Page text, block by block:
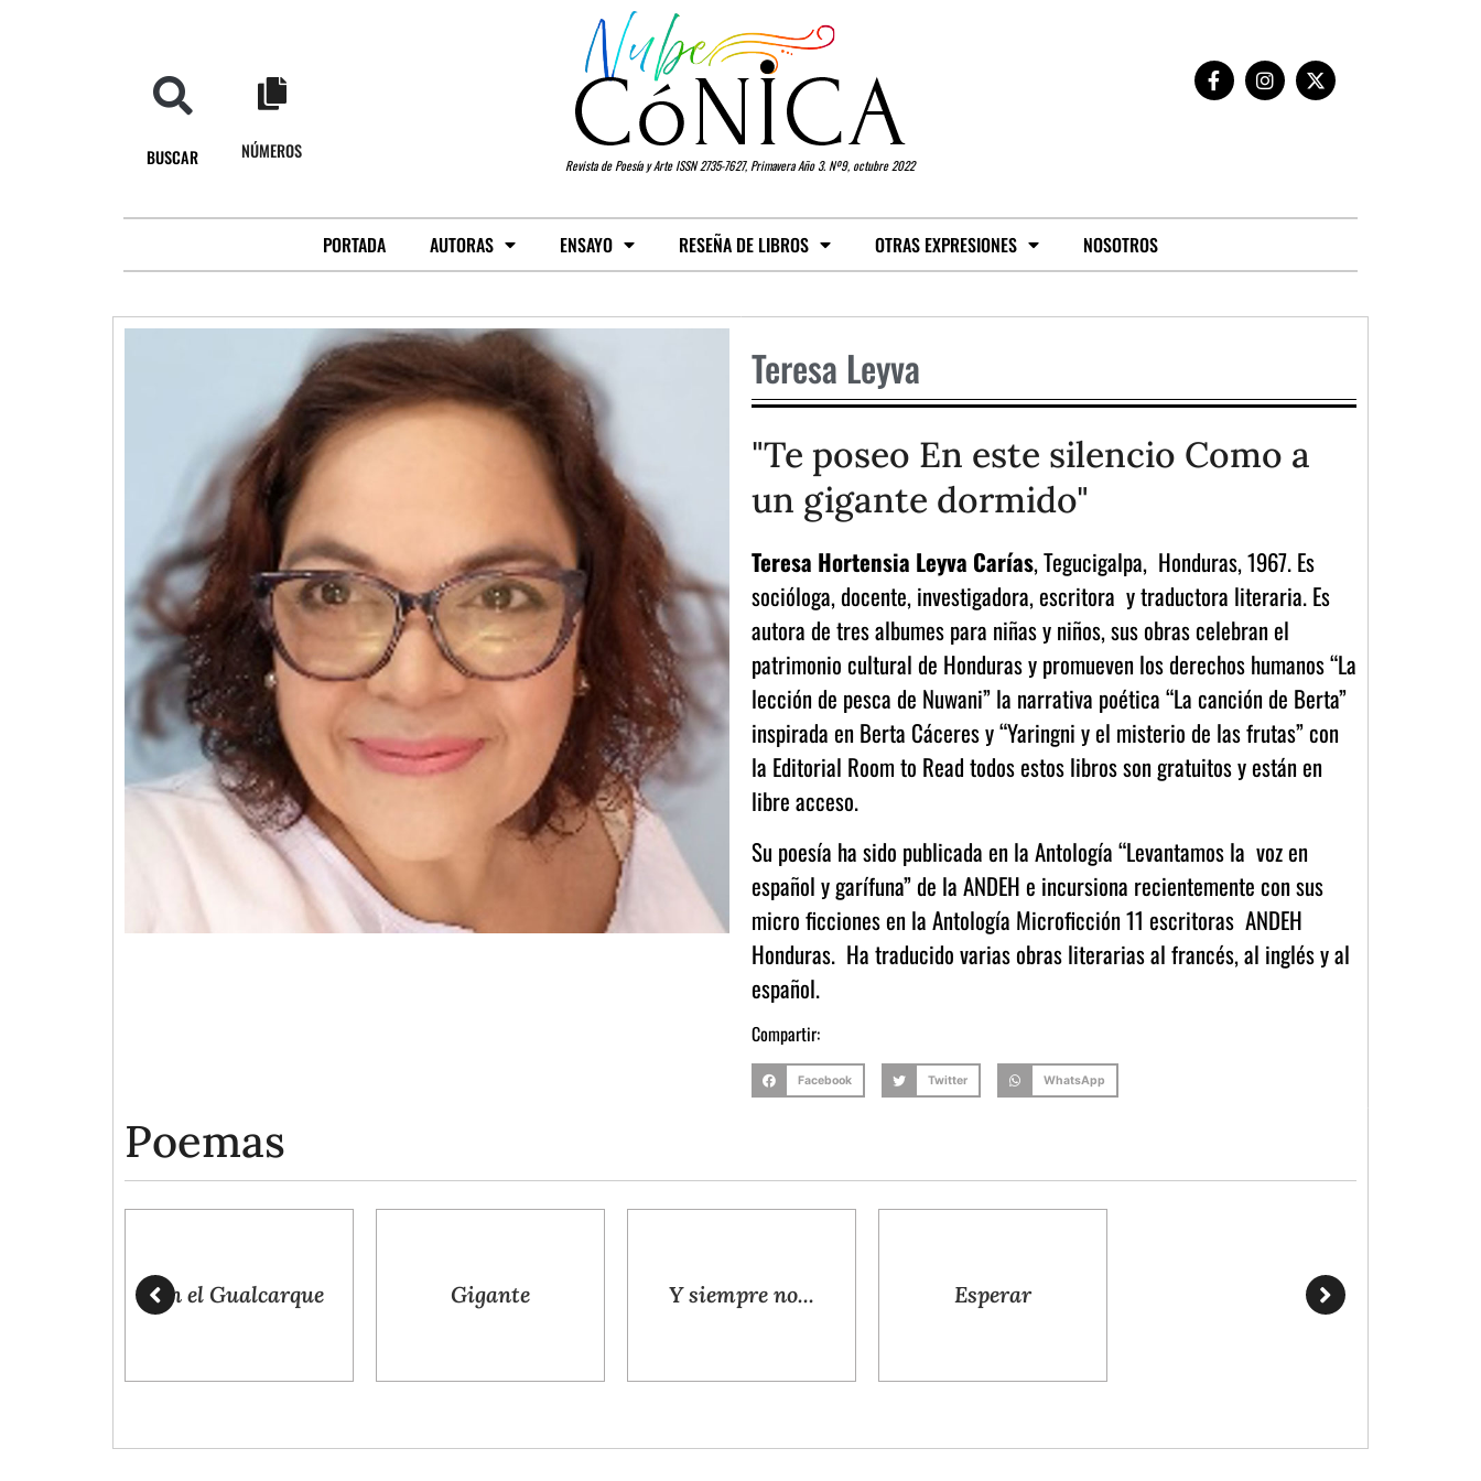
BUSCAR NÚMEROS
Revista de Poesía y Arte ISSN 2735-7627, Primavera Año 3. Nº9, octubre 2022
PORTADA AUTORAS ENSAYO RESEÑA DE LIBROS OTRAS EXPRESIONES NOSOTROS
Teresa Leyva
"Te poseo En este silencio Como a
un gigante dormido"
Teresa Hortensia Leyva Carías, Tegucigalpa, Honduras, 1967. Es
socióloga, docente, investigadora, escritora y traductora literaria. Es
autora de tres albumes para niñas y niños, sus obras celebran el
patrimonio cultural de Honduras y promueven los derechos humanos “La
lección de pesca de Nuwani” la narrativa poética “La canción de Berta”
inspirada en Berta Cáceres y “Yaringni y el misterio de las frutas” con
la Editorial Room to Read todos estos libros son gratuitos y están en
libre acceso.
Su poesía ha sido publicada en la Antología “Levantamos la voz en
español y garífuna” de la ANDEH e incursiona recientemente con sus
micro ficciones en la Antología Microficción 11 escritoras ANDEH
Honduras. Ha traducido varias obras literarias al francés, al inglés y al
español.
Compartir:
Facebook Twitter WhatsApp
Poemas
En el Gualcarque Gigante Y siempre no... Esperar